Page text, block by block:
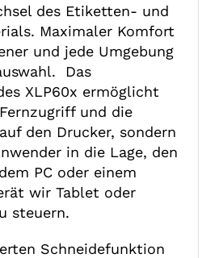
des Etiketten- und
Maximaler Komfort
und jede Umgebung
Das
XLP60x ermöglicht
und die
den Drucker, sondern
in die Lage, den
PC oder einem
wir Tablet oder
steuern.
Schneidefunktion